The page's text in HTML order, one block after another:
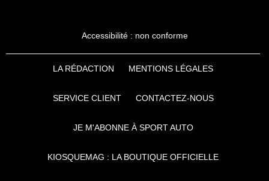
Accessibilité : non conforme
LA RÉDACTION MENTIONS LÉGALES
SERVICE CLIENT CONTACTEZ-NOUS
JE M'ABONNE À SPORT AUTO
KIOSQUEMAG : LA BOUTIQUE OFFICIELLE